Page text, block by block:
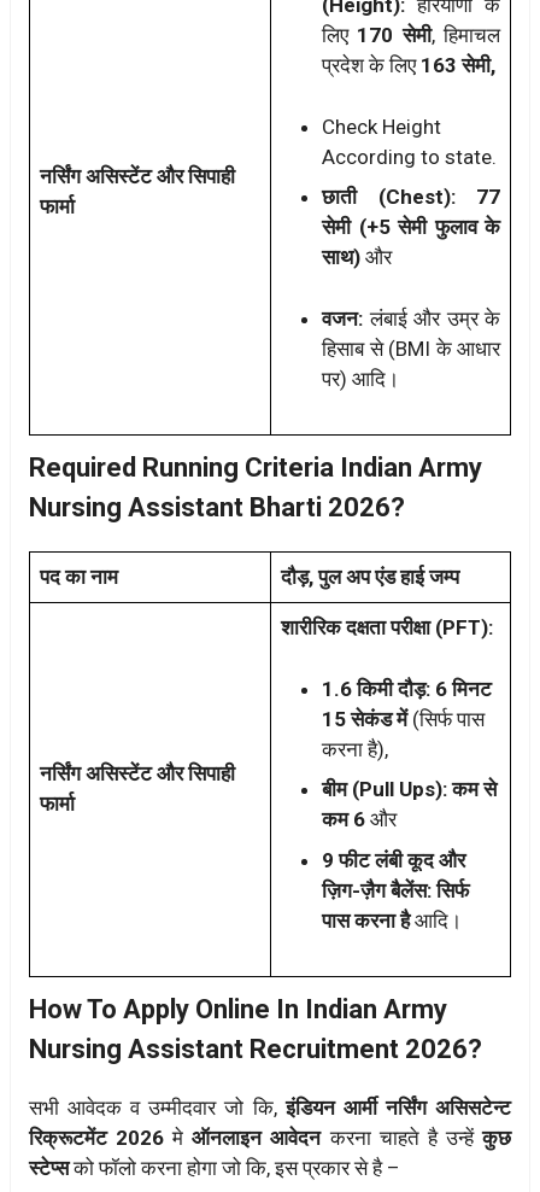
नर्सिंग असिस्टेंट और सिपाही
फार्मा
(Height): हरियाणा के
लिए 170 सेमी, हिमाचल
प्रदेश के लिए 163 सेमी,
Check Height
According to state.
छाती (Chest):77
सेमी (+5 सेमी फुलाव के
साथ) और
वजन: लंबाई और उम्र के
हिसाब से (BMI के आधार
पर) आदि।
Required Running Criteria Indian Army
Nursing Assistant Bharti 2026?
पद का नाम दौड़, पुल अप एंड हाई जम्प
नर्सिंग असिस्टेंट और सिपाही
फार्मा
शारीरिक दक्षता परीक्षा (PFT):
1.6 किमी दौड़: 6 मिनट
15 सेकंड में(सिर्फ पास
करना है),
बीम (Pull Ups): कम से
कम 6 और
9 फीट लंबी कूद और
ज़िग-ज़ैग बैलेंस: सिर्फ
पास करना हैआदि।
How To Apply Online In Indian Army
Nursing Assistant Recruitment 2026?
सभी आवेदक व उम्मीदवार जो कि,इंडियन आर्मी नर्सिंग असिसटेन्ट
रिक्रूटमेंट 2026मेऑनलाइन आवेदनकरना चाहते है उन्हेंकुछ
स्टेप्सको फॉलो करना होगा जो कि, इस प्रकार से है –